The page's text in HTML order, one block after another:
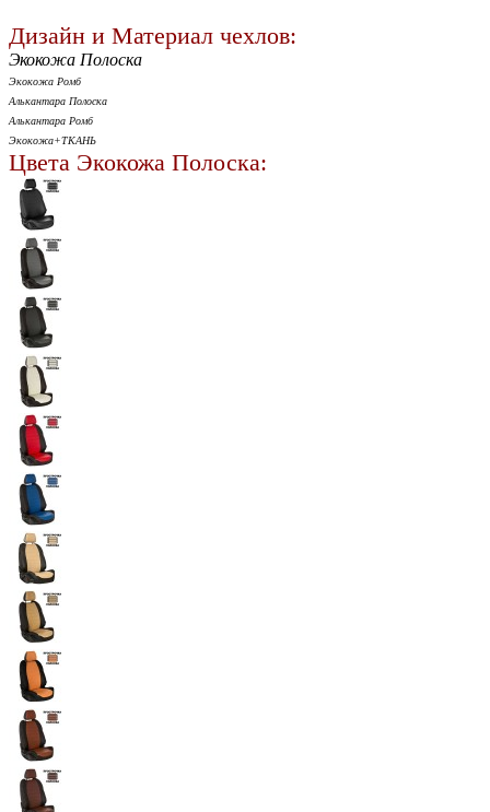
Дизайн и Материал чехлов:
Экокожа Полоска
Экокожа Ромб
Алькантара Полоска
Алькантара Ромб
Экокожа+ТКАНЬ
Цвета Экокожа Полоска: